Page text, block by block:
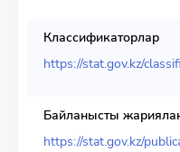
Классификаторлар
https://stat.gov.kz/
Байланысты